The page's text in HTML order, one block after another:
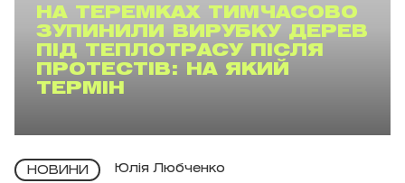
НА ТЕРЕМКАХ ТИМЧАСОВО
ЗУПИНИЛИ ВИРУБКУ ДЕРЕВ
ПІД ТЕПЛОТРАСУ ПІСЛЯ
ПРОТЕСТІВ: НА ЯКИЙ
ТЕРМІН
НОВИНИ Юлія Любченко